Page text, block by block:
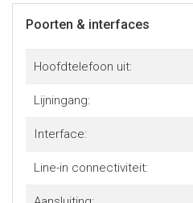
Poorten & interfaces
Hoofdtelefoon uit:
Lijningang:
Interface:
Line-in connectiviteit: